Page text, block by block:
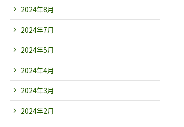
2024年8月
2024年7月
2024年5月
2024年4月
2024年3月
2024年2月